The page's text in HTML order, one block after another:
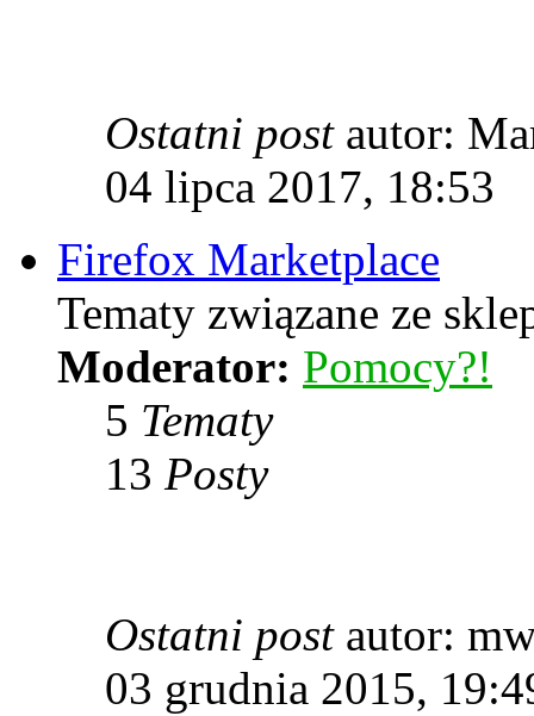
Ostatni postautor:
04 lipca 2017, 18:53
Firefox Marketplace
Tematy związane ze
Moderator: Pomocy?!
5 Tematy
13 Posty
Ostatni postautor:
03 grudnia 2015,